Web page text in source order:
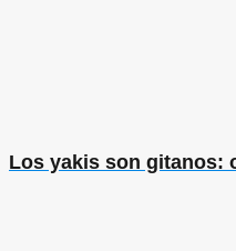
Los yakis son gitanos: